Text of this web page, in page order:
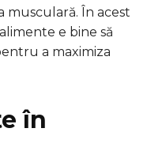
musculară. În acest
e bine să
a maximiza
în